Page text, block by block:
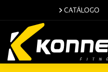
CATÁLOGO